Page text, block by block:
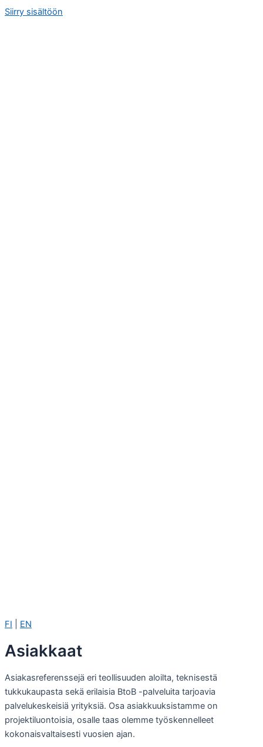
Siirry sisältöön
FI EN
Asiakkaat
Asiakasreferenssejä eri teollisuuden aloilta, teknisestä
tukkukaupasta sekä erilaisia BtoB -palveluita tarjoavia
palvelukeskeisiä yrityksiä. Osa asiakkuuksistamme on
projektiluontoisia, osalle taas olemme työskennelleet
kokonaisvaltaisesti vuosien ajan.